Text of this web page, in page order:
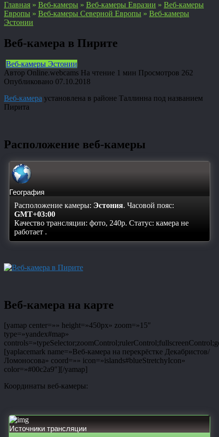
Главная » Веб-камеры » Веб-камеры Евразии » Веб-камеры
Европы » Веб-камеры Северной Европы » Веб-камеры
Эстонии
Веб-камера в Пирите
Веб-камеры Эстонии
Автор Online.webcams На чтение 1 мин Просмотров 262
Опубликовано 07.10.2018
Веб-камера установлена в районе Таллинна под названием
Пирита
Расположение веб-камеры
География
Расположение камеры: Эстония. Часовой пояс:
GMT+03:00
Качество трансляции: фото, 240p. Статус: камера не
работает .
Веб-камера на карте
[yamap center=»» height=»450px» zoom=»15″
type=»yandex#map»
[yaplacemark name=»Веб-камера на перекрёстке Декабристов/
Ломоносова» coord=»» icon=»islands#blueStretchyIcon»
color=»#00c2a9″][/yamap]
Координаты веб-камеры:
Источники трансляции